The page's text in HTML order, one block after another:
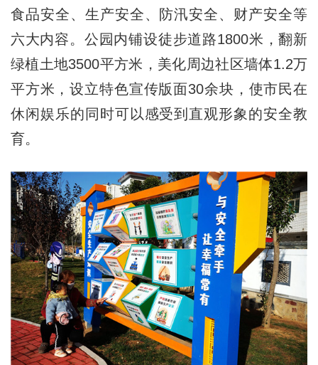
食品安全、生产安全、防汛安全、财产安全等
六大内容。公园内铺设徒步道路1800米，翻新
绿植土地3500平方米，美化周边社区墙体1.2万
平方米，设立特色宣传版面30余块，使市民在
休闲娱乐的同时可以感受到直观形象的安全教
育。